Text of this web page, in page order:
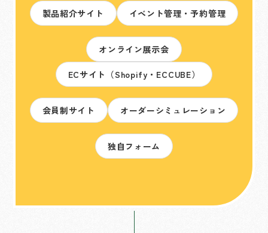
製品紹介サイト イベント管理・予約管理
オンライン展示会
ECサイト（Shopify・ECCUBE）
会員制サイト オーダーシミュレーション
独自フォーム